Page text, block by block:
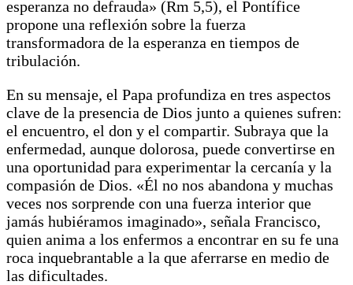
esperanza no defrauda» (Rm 5,5), el Pontífice
propone una reflexión sobre la fuerza
transformadora de la esperanza en tiempos de
tribulación.
En su mensaje, el Papa profundiza en tres aspectos
clave de la presencia de Dios junto a quienes sufren:
el encuentro, el don y el compartir. Subraya que la
enfermedad, aunque dolorosa, puede convertirse en
una oportunidad para experimentar la cercanía y la
compasión de Dios. «Él no nos abandona y muchas
veces nos sorprende con una fuerza interior que
jamás hubiéramos imaginado», señala Francisco,
quien anima a los enfermos a encontrar en su fe una
roca inquebrantable a la que aferrarse en medio de
las dificultades.